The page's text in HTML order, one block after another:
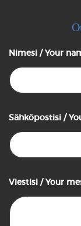
Nimesi / Your
Sähköpostisi /
Viestisi / Your